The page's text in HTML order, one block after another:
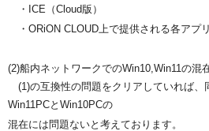
・ICE（Cloud版）
・ORiON CLOUD上で提供される各アプ
(2)船内ネットワークでのWin10,Win11の混
(1)の互換性の問題をクリアしていれば、
Win11PCとWin10PCの
混在には問題ないと考えており ます。